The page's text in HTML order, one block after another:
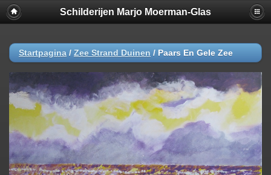
Schilderijen Marjo Moerman-Glas
Startpagina / Zee Strand Duinen / Paars En Gele Zee